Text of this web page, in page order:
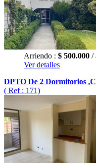
Arriendo : $ 500.000 /
Ver detalles
DPTO De 2 Dormitorios
( Ref : 171)